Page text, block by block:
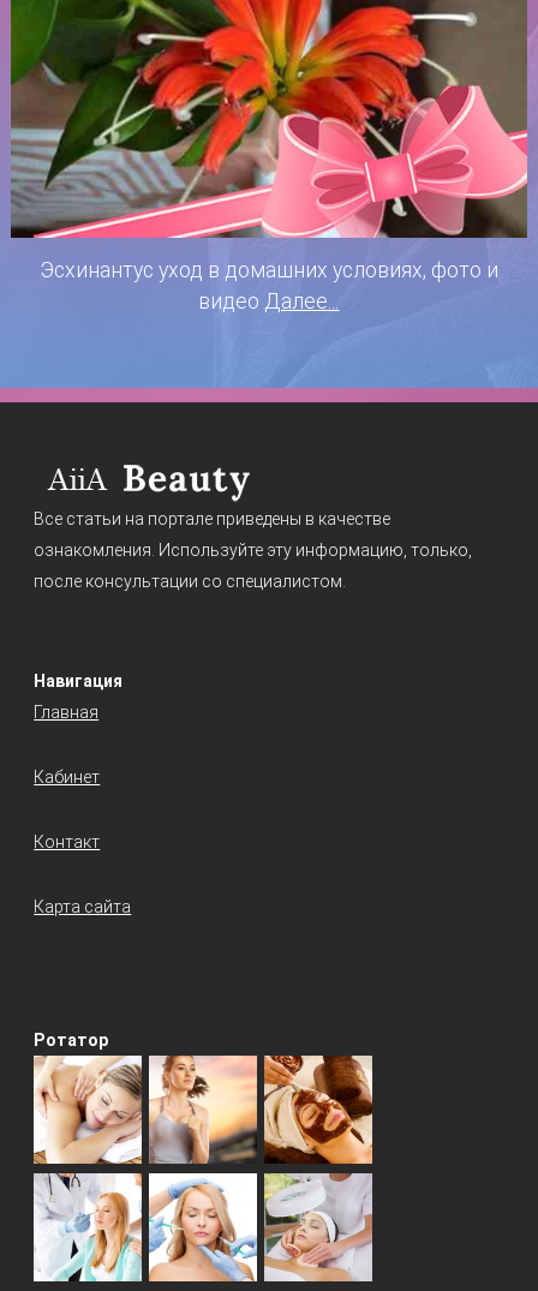
Эсхинантус уход в домашних условиях, фото и
видео Далее...
Все статьи на портале приведены в качестве
ознакомления. Используйте эту информацию, только,
после консультации со специалистом.
Навигация
Главная
Кабинет
Контакт
Карта сайта
Ротатор